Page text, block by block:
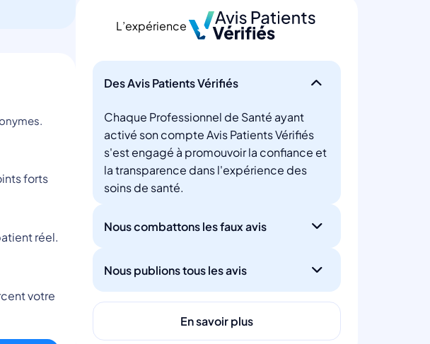
forts
réel.
votre
L’expérience
Des Avis Patients Vérifiés
Chaque Professionnel de Santé ayant
activé son compte Avis Patients Vérifiés
s'est engagé à promouvoir la confiance et
la transparence dans l'expérience des
soins de santé.
Nous combattons les faux avis
Nous publions tous les avis
En savoir plus